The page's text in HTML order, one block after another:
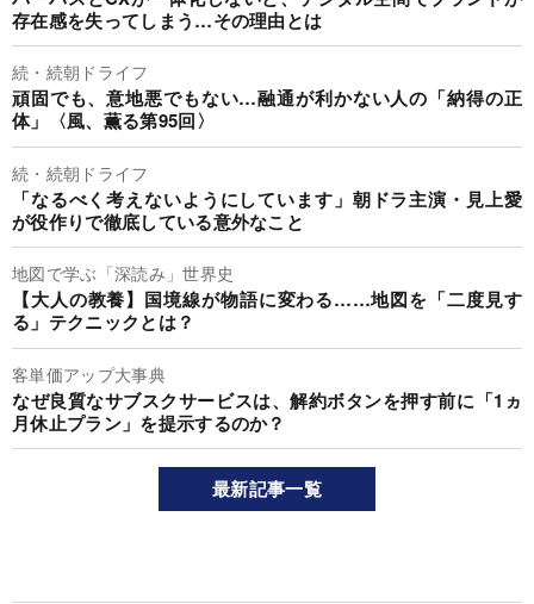
存在感を失ってしまう…その理由とは
続・続朝ドライフ
頑固でも、意地悪でもない…融通が利かない人の「納得の正
体」〈風、薫る第95回〉
続・続朝ドライフ
「なるべく考えないようにしています」朝ドラ主演・見上愛
が役作りで徹底している意外なこと
地図で学ぶ「深読み」世界史
【大人の教養】国境線が物語に変わる……地図を「二度見す
る」テクニックとは？
客単価アップ大事典
なぜ良質なサブスクサービスは、解約ボタンを押す前に「1ヵ
月休止プラン」を提示するのか？
最新記事一覧